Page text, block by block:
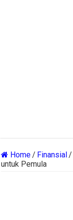
Home/ Finansial/
untuk Pemula